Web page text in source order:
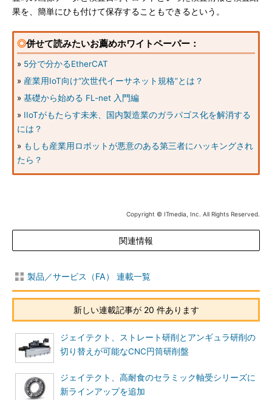
果を、簡単にひも付けて保存することもできるという。
◎併せて読みたいお薦めホワイトペーパー：
» 5分で分かるEtherCAT
» 産業用IoT向け“次世代イーサネット規格”とは？
» 基礎から始める FL-net 入門編
» IIoTがもたらす未来、国内製造業のガラパゴス化を解消する
には？
» もしも産業用ロボットが悪意のある第三者にハッキングされ
たら？
Copyright © ITmedia, Inc. All Rights Reserved.
関連情報
製品／サービス（FA） 連載一覧
新しい連載記事が 20 件あります
ジェイテクト、ストレート研削とアンギュラ研削の
切り替えが可能なCNC円筒研削盤
ジェイテクト、高耐食のセラミック軸受シリーズに
新ラインアップを追加